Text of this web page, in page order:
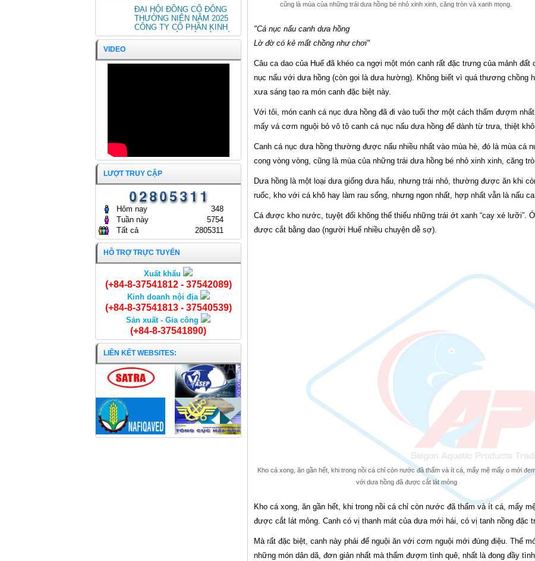
cũng là mùa của những trái dưa hồng bé nhỏ xinh xinh, căng tròn và xanh mọng.
"Cá nục nấu canh dưa hồng
Lờ đờ có kẻ mất chồng như chơi"
Câu ca dao của Huế đã khéo ca ngợi một món canh rất đặc trưng của mảnh
nục nấu với dưa hồng (còn gọi là dưa hường). Không biết vì quá thương chồng
xưa sáng tạo ra món canh đặc biệt này.
Với tôi, món canh cá nục dưa hồng đã đi vào tuổi thơ một cách thấm đượm
mấy vá cơm nguội bỏ vô tô canh cá nục nấu dưa hồng để dành từ trưa, thiệt
Canh cá nục dưa hồng thường được nấu nhiều nhất vào mùa hè, đó là mùa
cong vòng vòng, cũng là mùa của những trái dưa hồng bé nhỏ xinh xinh, căng
Dưa hồng là một loại dưa giống dưa hấu, nhưng trái nhỏ, thường được ăn khi
ruốc, kho với cá khô hay làm rau sống, nhưng ngon nhất, hợp nhất vẫn là nấu
Cá được kho nước, tuyệt đối không thể thiếu những trái ớt xanh “cay xé lưỡi”.
được cắt bằng dao (người Huế nhiều chuyện dễ sợ).
Kho cá xong, ăn gần hết, khi trong nồi cá chỉ còn nước đã thấm và ít cá, mấy mệ mấy o mới
với dưa hồng đã được cắt lát mỏng
Kho cá xong, ăn gần hết, khi trong nồi cá chỉ còn nước đã thấm và ít cá, mấy
được cắt lát mỏng. Canh có vị thanh mát của dưa mới hái, có vị tanh nồng đặc
Mà rất đặc biệt, canh này phải để nguội ăn với cơm nguội mới đúng điệu. Thế
những món dân dã, đơn giản nhất mà thấm đượm tình quê, nhất là đong đầy
Cá Chẽm cắt khúc
ĐẠI HỘI ĐỒNG CỔ ĐÔNG
THƯỜNG NIÊN NĂM 2025
CÔNG TY CỔ PHẦN KINH
DOANH THỦY HẢI SẢN SÀI
GÒN.
CÔNG TY CỔ PHẦN KINH
VIDEO
LƯỢT TRUY CẬP
Hôm nay
348
Tuần này
5754
Tất cả
2805311
HỖ TRỢ TRỰC TUYẾN
Xuất khẩu
(+84-8-37541812 - 37542089)
Kinh doanh nội địa
(+84-8-37541813 - 37540539)
Sản xuất - Gia công
(+84-8-37541890)
LIÊN KẾT WEBSITES: